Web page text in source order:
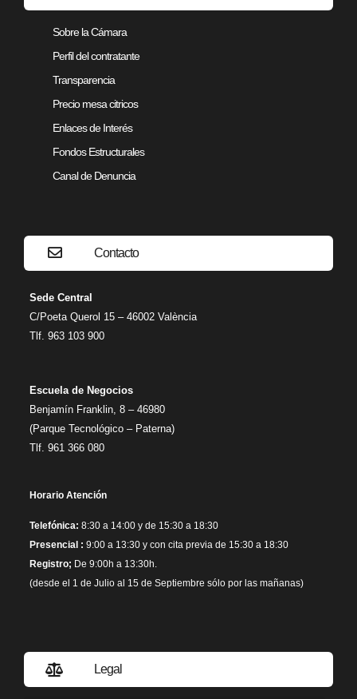
Sobre la Cámara
Perfil del contratante
Transparencia
Precio mesa citricos
Enlaces de Interés
Fondos Estructurales
Canal de Denuncia
Contacto
Sede Central
C/Poeta Querol 15 – 46002 València
Tlf. 963 103 900
Escuela de Negocios
Benjamín Franklin, 8 – 46980
(Parque Tecnológico – Paterna)
Tlf. 961 366 080
Horario Atención
Telefónica: 8:30 a 14:00 y de 15:30 a 18:30
Presencial : 9:00 a 13:30 y con cita previa de 15:30 a 18:30
Registro; De 9:00h a 13:30h.
(desde el 1 de Julio al 15 de Septiembre sólo por las mañanas)
Legal